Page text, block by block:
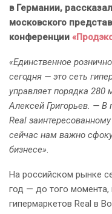
в Германии,
московского
конференции
«Единственное
сегодня — это сеть
управляет порядка
Алексей Григорьев. — В
Real
сейчас нам важно
бизнесе».
На российском рынке
год — до того момента,
гипермаркетов Real в